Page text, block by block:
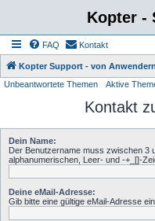
Kopter -
FAQ Kontakt
Kopter Support - von
Unbeantwortete Themen Aktive
Kontakt
Dein Name:
Der Benutzername muss zwischen 3
alphanumerischen, Leer- und -+_[]-
Deine eMail-Adresse:
Gib bitte eine gültige eMail-Adresse